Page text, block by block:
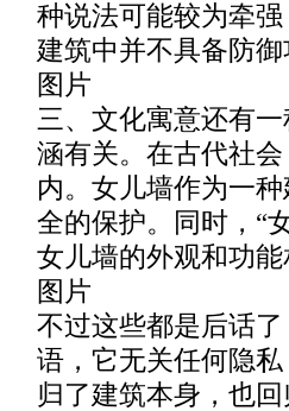
种说法可能较为牵
建筑中并不具备防
图片
三、文化寓意还有
涵有关。在古代社
内。女儿墙作为一
全的保护。同时，“
女儿墙的外观和功能
图片
不过这些都是后话
语，它无关任何隐
归了建筑本身，也